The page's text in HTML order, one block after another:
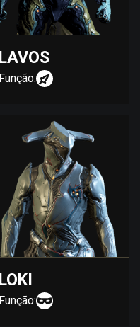
LAVOS
Função:
LOKI
Função: